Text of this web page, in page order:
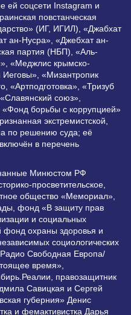
ей соцсети Instagram и
повстанческая
(ИГ, ИГИЛ), «Джабхат
ан-Нусра», «Джебхат ан-
партия (НБП), «Аль-
«Меджлис крымско-
Иеговы», «Мизантропик
«Артподготовка», «Тризуб
союз»,
борьбы с коррупцией»
экстремистской,
по решению суда; её
в перечень
Минюстом РФ
просветительское,
общество «Мемориал»,
фонд «В защиту прав
и социальных
фонд охраны здоровья и
социологических
Свободная Европа/
время»,
правозащитник
Савицкая и Сергей
губерния» Денис
и фемактивистка Дарья